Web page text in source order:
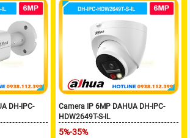
DH-IPC-
Camera IP 6MP DAHUA DH-IPC-
HDW2649T-S-IL
5%-35%